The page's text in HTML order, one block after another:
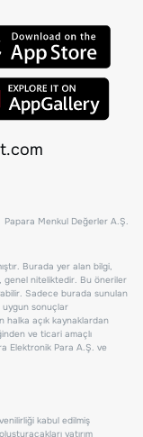
Papara Menkul Değerler A.Ş.
Burada yer alan bilgi,
genel niteliktedir. Bu öneriler
Sadece burada sunulan
uygun sonuçlar
halka açık kaynaklardan
ve ticari amaçlı
Elektronik Para A.Ş. ve
kabul edilmiş
yatırım